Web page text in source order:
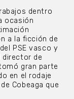
dentro
ocasión
a la ficción de
PSE vasco y
director de
gran parte
en el rodaje
Cobeaga que